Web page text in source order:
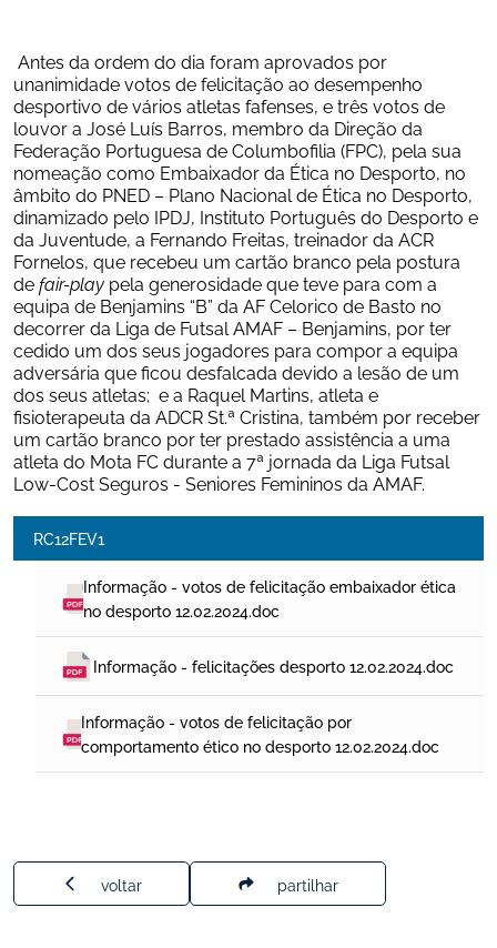
unanimidade votos de felicitação ao desempenho
desportivo de vários atletas fafenses, e três votos de
louvor a José Luís Barros, membro da Direção da
Federação Portuguesa de Columbofilia (FPC), pela sua
nomeação como Embaixador da Ética no Desporto, no
âmbito do PNED – Plano Nacional de Ética no Desporto,
dinamizado pelo IPDJ, Instituto Português do Desporto e
da Juventude, a Fernando Freitas, treinador da ACR
Fornelos, que recebeu um cartão branco pela postura
de fair-play pela generosidade que teve para com a
equipa de Benjamins “B” da AF Celorico de Basto no
decorrer da Liga de Futsal AMAF – Benjamins, por ter
cedido um dos seus jogadores para compor a equipa
adversária que ficou desfalcada devido a lesão de um
dos seus atletas;  e a Raquel Martins, atleta e
fisioterapeuta da ADCR St.ª Cristina, também por receber
um cartão branco por ter prestado assistência a uma
atleta do Mota FC durante a 7ª jornada da Liga Futsal
Low-Cost Seguros - Seniores Femininos da AMAF.
RC12FEV1
Informação - votos de felicitação embaixador ética
no desporto 12.02.2024.doc
Informação - felicitações desporto 12.02.2024.doc
Informação - votos de felicitação por
comportamento ético no desporto 12.02.2024.doc
voltar partilhar